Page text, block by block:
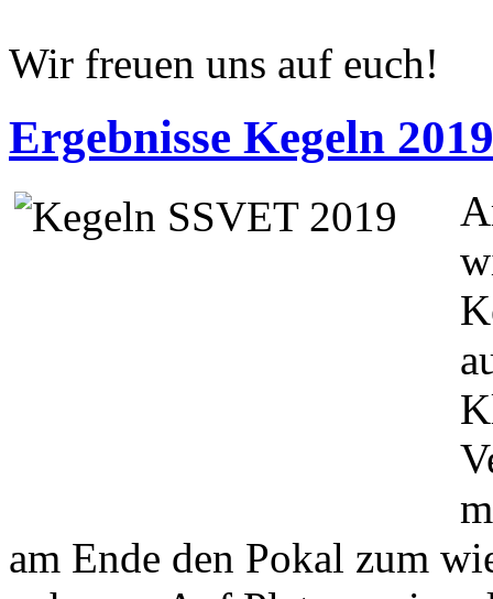
Wir freuen uns auf euch!
Ergebnisse Kegeln 2019
am Ende den Pokal zum